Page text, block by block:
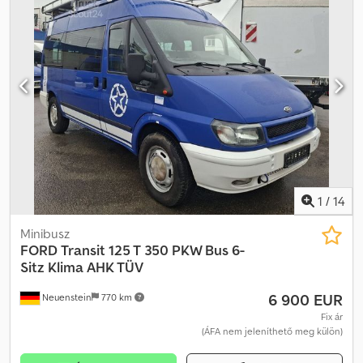
* ABS, ESP, 5 fokozatú kézi váltó, rádió/CD-lejátszó, légzsák,
elektromos ablakemelők, teljesen üvegezett, jobboldali tolóajtó,
180 fokban nyíló hátsó ajtók, rögzítőpontok * 8 darab
gumiabroncs * A 3. fokozatban zajjel jár a váltás! * A tolóajtó nem
nyitható! Dcodpoy T Udkofx Al Iek * Tengelytáv: 3,75 m * Első
gumiabroncsok: 195/70R15C (6/6 mm) * Hátsó gumiabroncsok:
195/70R15C (5/4 mm) * FIX ÁR! ----E-mail címünk:
Szolgáltatásaink: - Rövid távú vagy vámmatricás rendszámtábla
beszerzése - Átszállítás/szállítás az EU-n belül - Járművek
vámkezelése harmadik országba WhatsApp-on elérhető angol,
német, orosz és más nyelveken:
1 / 14
Neuenstein 770 km
Minibusz
FORDTransit 125 T 350 PKW Bus 6-
Sitz Klima AHK TÜV
6 900 EUR
Fix ár
(ÁFA nem jeleníthető meg külön)